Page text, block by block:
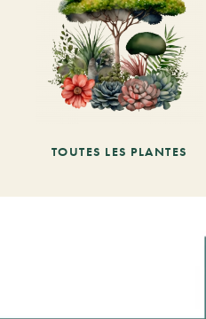
TOUTES LES PLANTES